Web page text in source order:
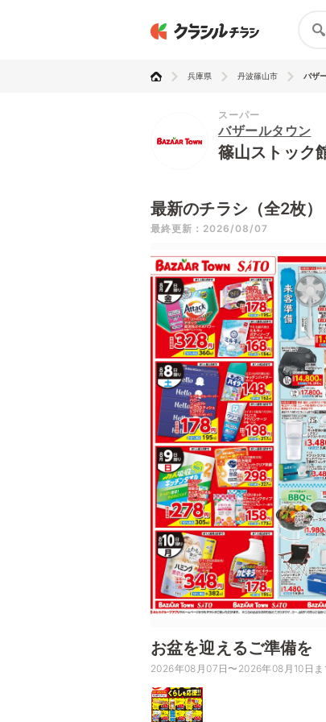
兵庫県 丹波篠山市 バザ
スーパー
バザールタウン
篠山ストック
最新のチラシ（全2枚）
最終更新：2026/08/07
お盆を迎えるご準備を
2026年08月07日〜2026年08月10日ま